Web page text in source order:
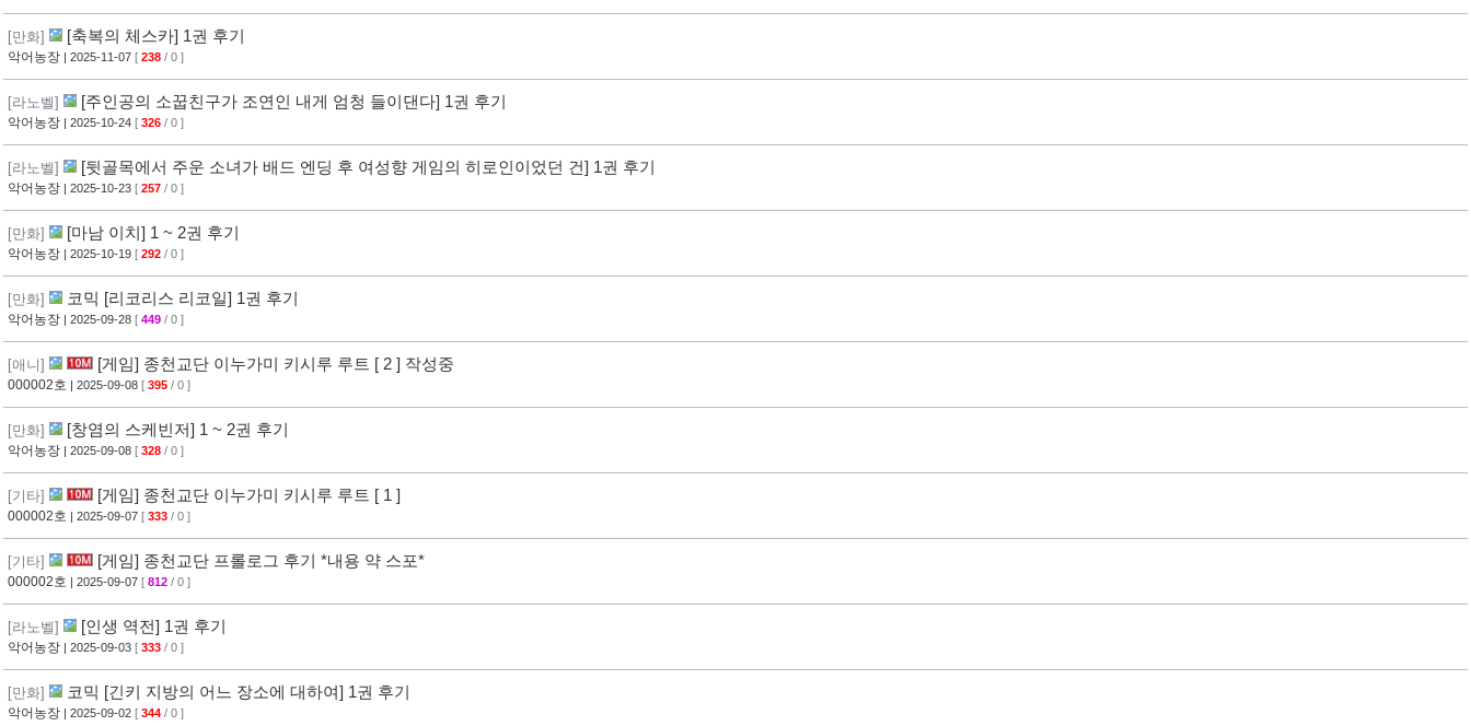
[만화] [축복의 체스카] 1권 후기
악어농장 | 2025-11-07 [ 238 / 0 ]
[라노벨] [주인공의 소꿉친구가 조연인 내게 엄청 들이댄다] 1권 후기
악어농장 | 2025-10-24 [ 326 / 0 ]
[라노벨] [뒷골목에서 주운 소녀가 배드 엔딩 후 여성향 게임의 히로인이었던 건] 1권 후기
악어농장 | 2025-10-23 [ 257 / 0 ]
[만화] [마남 이치] 1 ~ 2권 후기
악어농장 | 2025-10-19 [ 292 / 0 ]
[만화] 코믹 [리코리스 리코일] 1권 후기
악어농장 | 2025-09-28 [ 449 / 0 ]
[애니] [게임] 종천교단 이누가미 키시루 루트 [ 2 ] 작성중
000002호 | 2025-09-08 [ 395 / 0 ]
[만화] [창염의 스케빈저] 1 ~ 2권 후기
악어농장 | 2025-09-08 [ 328 / 0 ]
[기타] [게임] 종천교단 이누가미 키시루 루트 [ 1 ]
000002호 | 2025-09-07 [ 333 / 0 ]
[기타] [게임] 종천교단 프롤로그 후기 *내용 약 스포*
000002호 | 2025-09-07 [ 812 / 0 ]
[라노벨] [인생 역전] 1권 후기
악어농장 | 2025-09-03 [ 333 / 0 ]
[만화] 코믹 [긴키 지방의 어느 장소에 대하여] 1권 후기
악어농장 | 2025-09-02 [ 344 / 0 ]